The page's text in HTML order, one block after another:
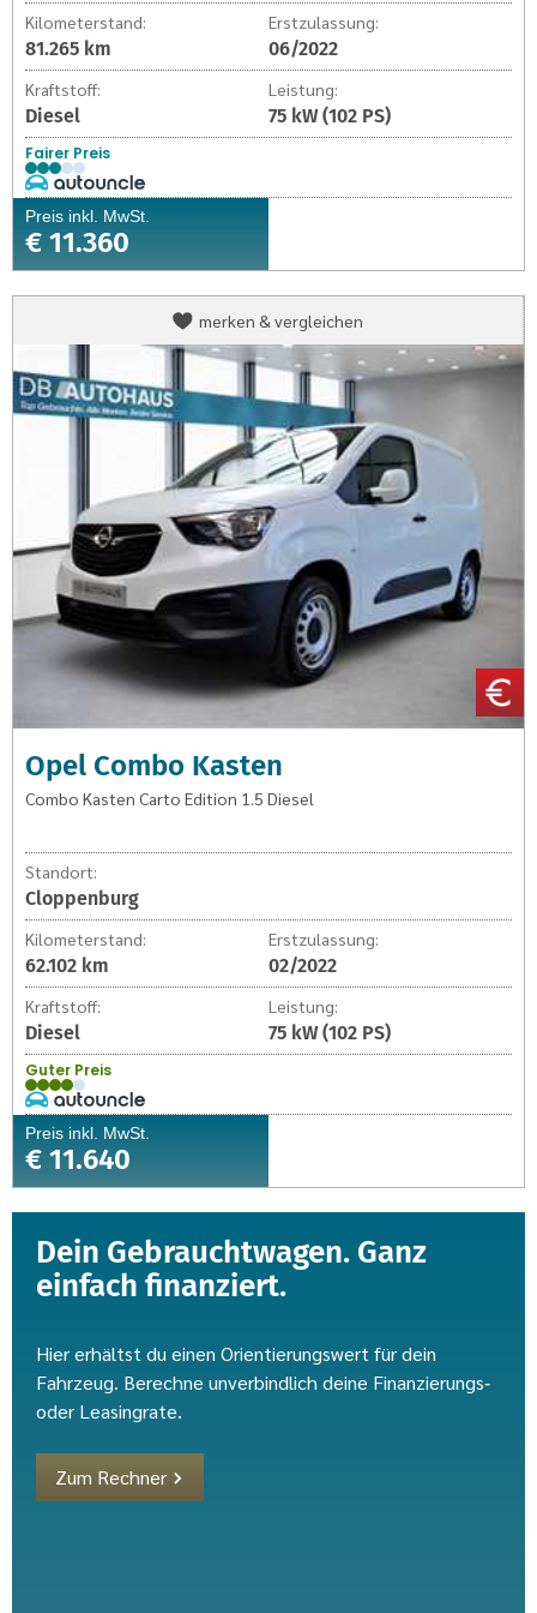
Kilometerstand:
81.265 km
Erstzulassung:
06/2022
Kraftstoff:
Diesel
Leistung:
75 kW (102 PS)
Fairer Preis
Preis inkl. MwSt.
€ 11.360
Opel
Combo
Kasten
Combo
Kasten
Carto
Edition
1.5
Diesel
merken & vergleichen
Opel Combo Kasten
Combo Kasten Carto Edition 1.5 Diesel
Standort:
Cloppenburg
Kilometerstand:
62.102 km
Erstzulassung:
02/2022
Kraftstoff:
Diesel
Leistung:
75 kW (102 PS)
Guter Preis
Preis inkl. MwSt.
€ 11.640
Dein Gebrauchtwagen. Ganz
einfach finanziert.
Hier erhältst du einen Orientierungswert für dein
Fahrzeug. Berechne unverbindlich deine Finanzierungs‑
oder Leasingrate.
Zum Rechner